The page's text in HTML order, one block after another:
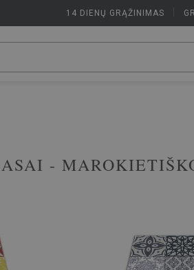
14 DIENŲ GRĄŽINIMAS
-